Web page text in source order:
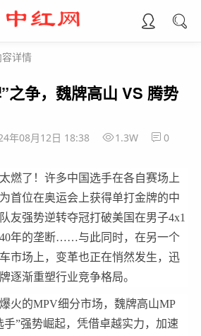
容详情
之争，魏牌高山 VS 腾势
年08月12日 18:38 1.3W 0
燃了！许多中国选手在各自赛场上
首位在奥运会上获得单打金牌的中
友强势逆转夺冠打破美国在男子4x1
年的垄断……与此同时，在另一个
市场上，变革也正在悄然发生，迅
逐渐重塑行业竞争格局。
火的MPV细分市场，魏牌高山MP
”强势崛起，凭借卓越实力，加速